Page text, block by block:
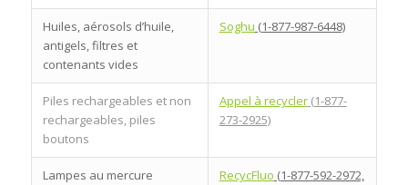
Huiles, aérosols d’huile,
antigels, filtres et
contenants vides
Soghu (1-877-987-6448)
Piles rechargeables et non
rechargeables, piles
boutons
Appel à recycler(1-877-
273-2925)
Lampes au mercure RecycFluo (1-877-592-2972,